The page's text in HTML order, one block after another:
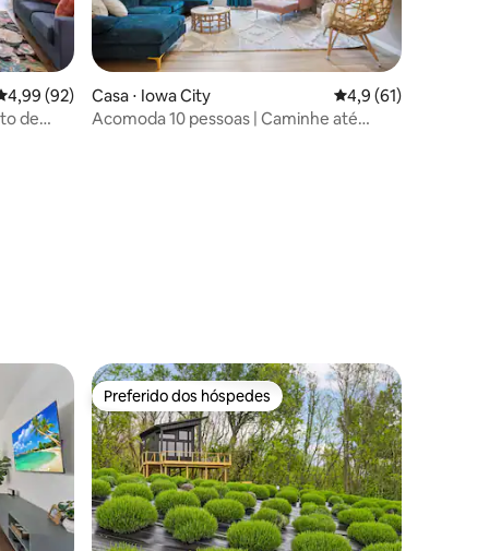
de uma avaliação média de 5, 92 avaliações
4,99 (92)
de
Casa ⋅ Iowa City 4,9 de uma
4,9 (61)
Acomoda 10 pessoas | Caminhe até
hóspedes Preferido dos hóspedes
Preferido dos hóspedes